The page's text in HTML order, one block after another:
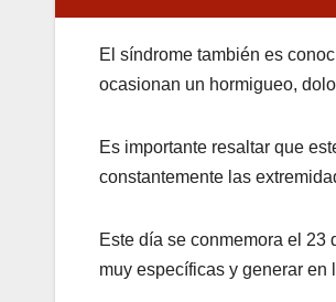
El síndrome también es
ocasionan un hormigueo,
Es importante resaltar que
constantemente las
Este día se conmemora el 23
muy específicas y generar